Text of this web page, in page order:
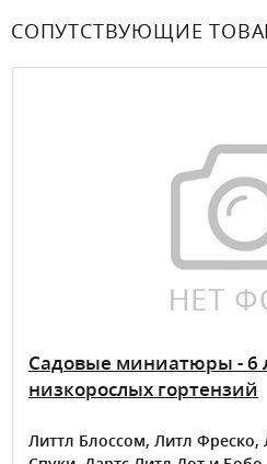
СОПУТСТВУЮЩИЕ
Садовые миниатюры - 6
низкорослых гортензий
Литтл Блоссом, Литл